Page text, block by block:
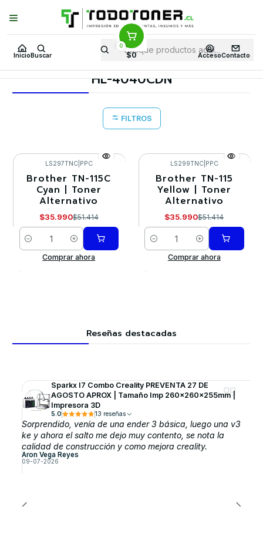
Inicio Buscar
0
$0 AccesoContacto
Puedes Elegir: Comprar enTienda· Despachoa Todo Chile · Retiro en
Tienda en24 Horas
Inicio Toner y tambor Toner Alternativo BROTHER
Equipos BROTHER HL-4040CDN
HL-4040CDN
FILTROS
-30%
LS297TNC| PPC
Brother TN-115C
Cyan | Toner
Alternativo
$35.990$51.414
Cantidad
Comprar ahora
-30%
LS299TNC| PPC
Brother TN-115
Yellow | Toner
Alternativo
$35.990$51.414
Cantidad
Comprar ahora
Reseñas destacadas
Sparkx I7 Combo Creality PREVENTA 27 DE
AGOSTO APROX | Tamaño Imp 260x260x255mm |
Impresora 3D
5.0 13 reseñas
Sorprendido, venía de una ender 3 básica, luego una v3
ke y ahora el salto me dejo muy contento, se nota la
calidad de construcción y como mejora creality.
Aron Vega Reyes
09-07-2026